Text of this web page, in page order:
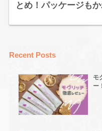
とめ！パッケージも
Recent Posts
モ
ー